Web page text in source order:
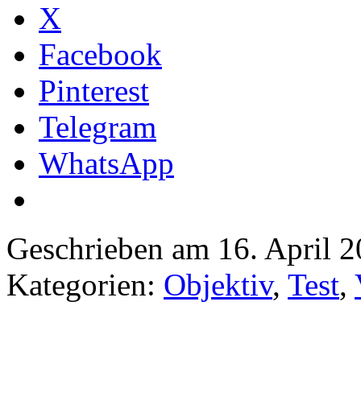
X
Facebook
Pinterest
Telegram
WhatsApp
Geschrieben am 16. April
Kategorien: Objektiv, Test,